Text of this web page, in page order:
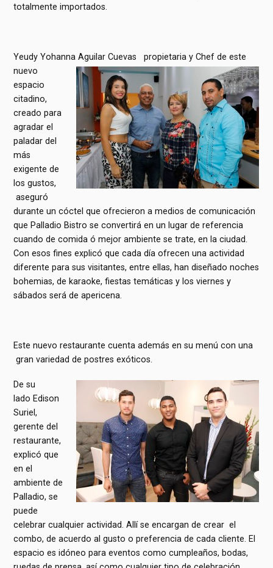
totalmente importados.
Yeudy Yohanna Aguilar Cuevas propietaria y Chef de este
nuevo
espacio
citadino,
creado para
agradar el
paladar del
más
exigente de
los gustos,
aseguró
durante un cóctel que ofrecieron a medios de comunicación
que Palladio Bistro se convertirá en un lugar de referencia
cuando de comida ó mejor ambiente se trate, en la ciudad.
Con esos fines explicó que cada día ofrecen una actividad
diferente para sus visitantes, entre ellas, han diseñado noches
bohemias, de karaoke, fiestas temáticas y los viernes y
sábados será de apericena.
Este nuevo restaurante cuenta además en su menú con una
gran variedad de postres exóticos.
De su
lado Edison
Suriel,
gerente del
restaurante,
explicó que
en el
ambiente de
Palladio, se
puede
celebrar cualquier actividad. Allí se encargan de crear el
combo, de acuerdo al gusto o preferencia de cada cliente. El
espacio es idóneo para eventos como cumpleaños, bodas,